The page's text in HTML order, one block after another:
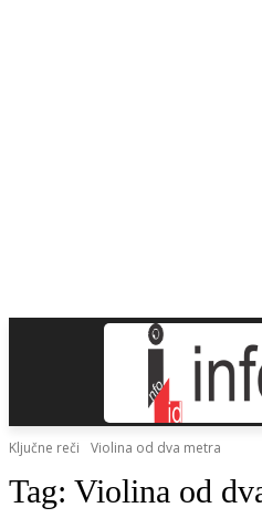
Ključne reči Violina od dva metra
Tag: Violina od